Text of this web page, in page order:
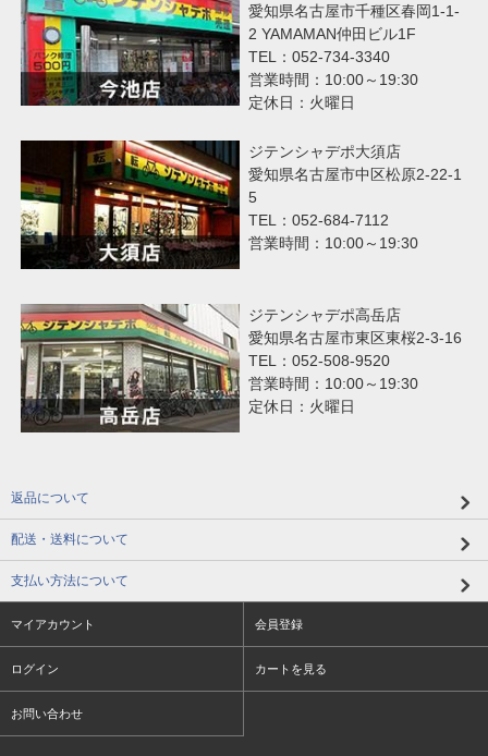
愛知県名古屋市千種区春岡1-1-
2 YAMAMAN仲田ビル1F
TEL：052-734-3340
営業時間：10:00～19:30
定休日：火曜日
ジテンシャデポ大須店
愛知県名古屋市中区松原2-22-1
5
TEL：052-684-7112
営業時間：10:00～19:30
ジテンシャデポ高岳店
愛知県名古屋市東区東桜2-3-16
TEL：052-508-9520
営業時間：10:00～19:30
定休日：火曜日
返品について
配送・送料について
支払い方法について
マイアカウント 会員登録
ログイン カートを見る
お問い合わせ